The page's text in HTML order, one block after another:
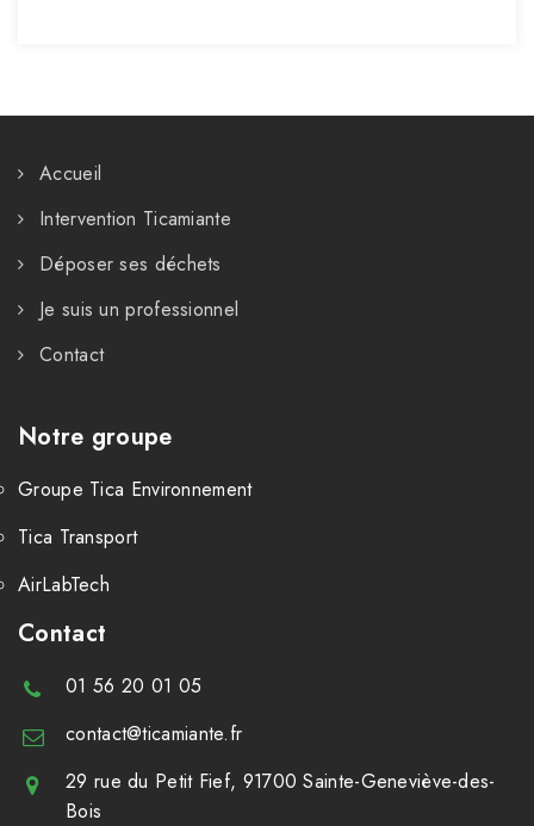
Accueil
Intervention Ticamiante
Déposer ses déchets
Je suis un professionnel
Contact
Notre groupe
Groupe Tica Environnement
Tica Transport
AirLabTech
Contact
01 56 20 01 05
contact@ticamiante.fr
29 rue du Petit Fief, 91700 Sainte-Geneviève-des-
Bois